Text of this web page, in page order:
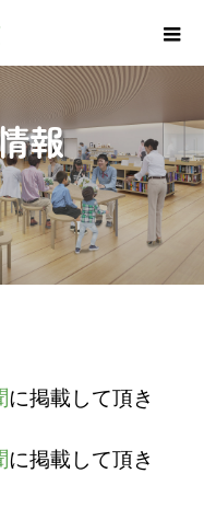
報
に掲載して頂き
に掲載して頂き